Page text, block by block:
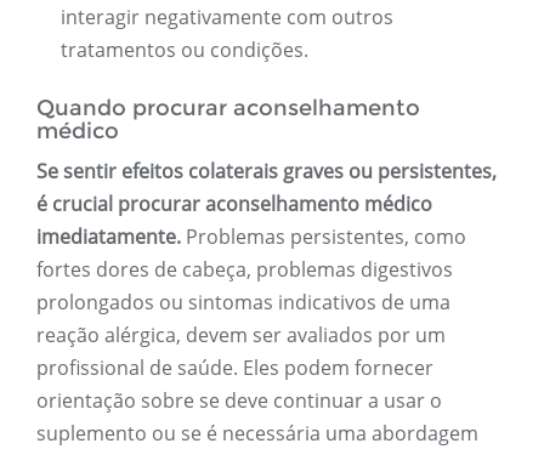
interagir negativamente com outros
tratamentos ou condições.
Quando procurar aconselhamento
médico
Se sentir efeitos colaterais graves ou persistentes,
é crucial procurar aconselhamento médico
imediatamente. Problemas persistentes, como
fortes dores de cabeça, problemas digestivos
prolongados ou sintomas indicativos de uma
reação alérgica, devem ser avaliados por um
profissional de saúde. Eles podem fornecer
orientação sobre se deve continuar a usar o
suplemento ou se é necessária uma abordagem